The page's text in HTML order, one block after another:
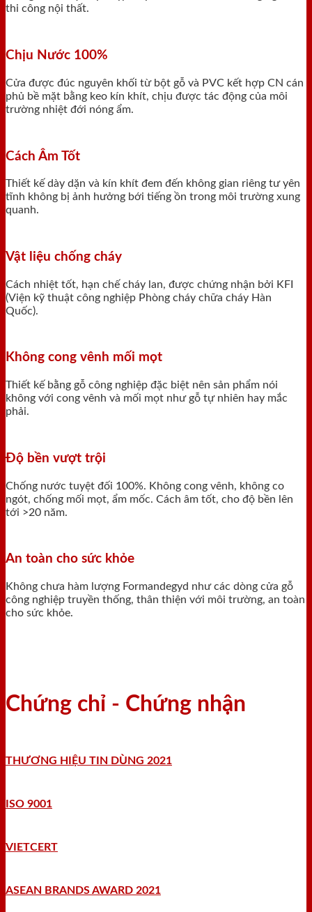
thi công nội thất.
Chịu Nước 100%
Cửa được đúc nguyên khối từ bột gỗ và PVC kết hợp CN cán
phủ bề mặt bằng keo kín khít, chịu được tác động của môi
trường nhiệt đới nóng ẩm.
Cách Âm Tốt
Thiết kế dày dặn và kín khít đem đến không gian riêng tư yên
tĩnh không bị ảnh hưởng bới tiếng ồn trong môi trường xung
quanh.
Vật liệu chống cháy
Cách nhiệt tốt, hạn chế cháy lan, được chứng nhận bởi KFI
(Viện kỹ thuật công nghiệp Phòng cháy chữa cháy Hàn
Quốc).
Không cong vênh mối mọt
Thiết kế bằng gỗ công nghiệp đặc biệt nên sản phẩm nói
không với cong vênh và mối mọt như gỗ tự nhiên hay mắc
phải.
Độ bền vượt trội
Chống nước tuyệt đối 100%. Không cong vênh, không co
ngót, chống mối mọt, ẩm mốc. Cách âm tốt, cho độ bền lên
tới >20 năm.
An toàn cho sức khỏe
Không chưa hàm lượng Formandegyd như các dòng cửa gỗ
công nghiệp truyền thống, thân thiện với môi trường, an toàn
cho sức khỏe.
Chứng chỉ - Chứng nhận
THƯƠNG HIỆU TIN DÙNG 2021
ISO 9001
VIETCERT
ASEAN BRANDS AWARD 2021